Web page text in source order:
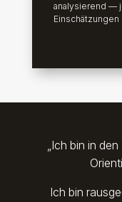
analysierend —
Einschätzungen
„Ich bin in
Ich bin